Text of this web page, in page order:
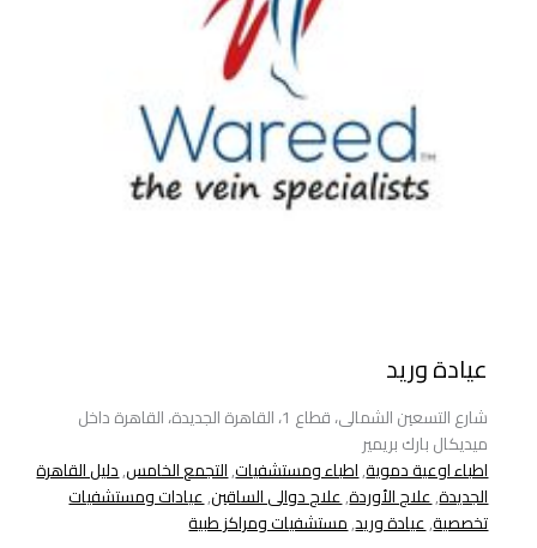
عيادة وريد
شارع التسعين الشمالى، قطاع 1، القاهرة الجديدة، القاهرة داخل
ميديكال بارك بريمير
اطباء اوعية دموية,اطباء ومستشفيات,التجمع الخامس,دليل القاهرة
الجديدة,علاج الأوردة,علاج دوالى الساقين,عيادات ومستشفيات
تخصصية,عيادة وريد,مستشفيات ومراكز طبية